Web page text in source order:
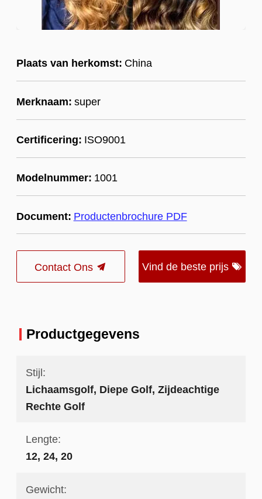
Plaats van herkomst: China
Merknaam: super
Certificering: ISO9001
Modelnummer: 1001
Document: Productenbrochure PDF
Contact Ons Vind de beste prijs
Productgegevens
Stijl:
Lichaamsgolf, Diepe Golf, Zijdeachtige
Rechte Golf
Lengte:
12, 24, 20
Gewicht: